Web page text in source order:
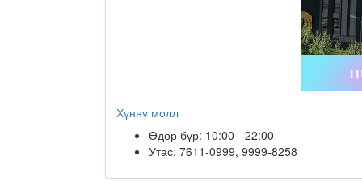
Хүннү молл
Өдөр бүр: 10:00 - 22:00
Утас: 7611-0999, 9999-8258